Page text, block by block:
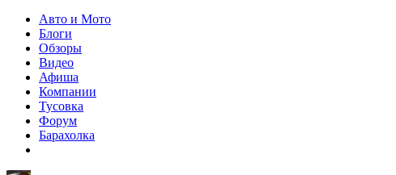
Авто и Мото
Блоги
Обзоры
Видео
Афиша
Компании
Тусовка
Форум
Барахолка